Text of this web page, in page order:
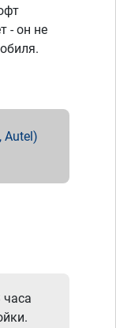
- он не
Autel)
часа